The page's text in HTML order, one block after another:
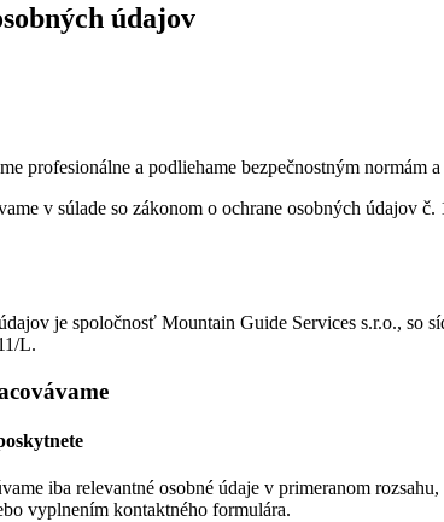
údajov
profesionálne a podliehame bezpečnostným
v súlade so zákonom o ochrane osobných
je spoločnosť Mountain Guide Services s.r.o.,
L.
iba relevantné osobné údaje v primeranom
vyplnením kontaktného formulára.